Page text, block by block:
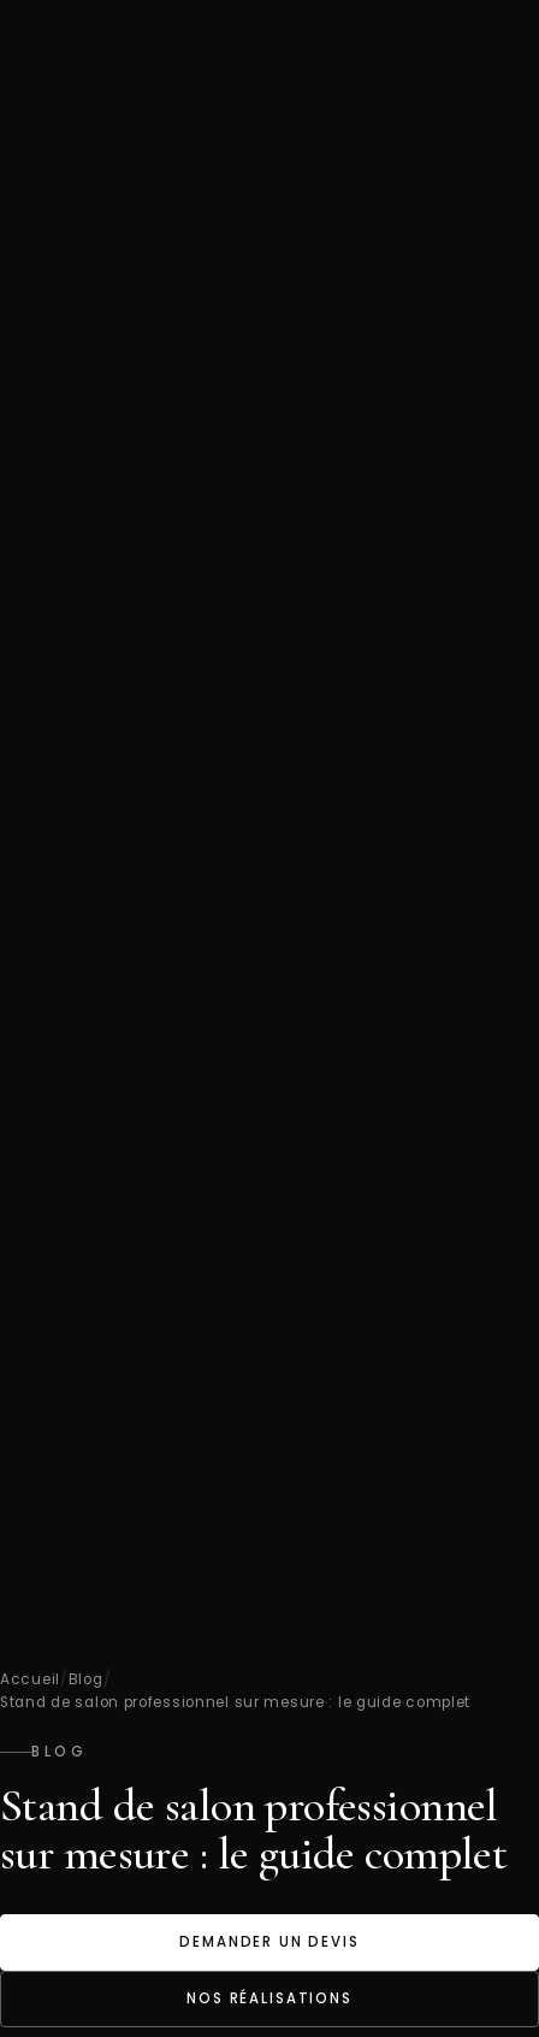
Accueil/ Blog/
Stand de salon professionnel sur mesure : le guide complet
BLOG
Stand de salon professionnel
sur mesure : le guide complet
DEMANDER UN DEVIS
NOS RÉALISATIONS